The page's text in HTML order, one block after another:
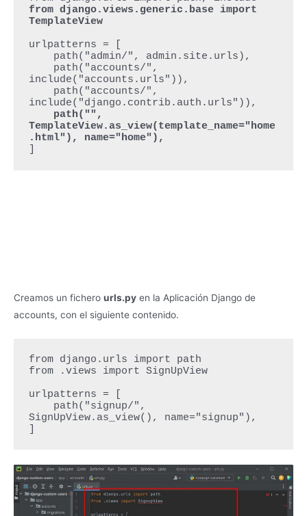
from django.views.generic.base import
TemplateView
urlpatterns = [
include("accounts.urls")),
TemplateView.as_view(template_name="home
.html"), name="home"),
Creamos un fichero urls.py en la Aplicación Django de
accounts, con el siguiente contenido.
from django.urls import path
from .views import SignUpView
urlpatterns = [
SignUpView.as_view(), name="signup"),